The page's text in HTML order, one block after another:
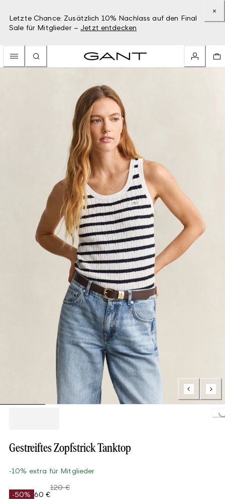
Letzte Chance: Zusätzlich 10% Nachlass auf den Final
Sale für Mitglieder – Jetzt entdecken
Loading...
Gestreiftes Zopfstrick Tanktop
-10% extra für Mitglieder
-50% 60 €
120 €